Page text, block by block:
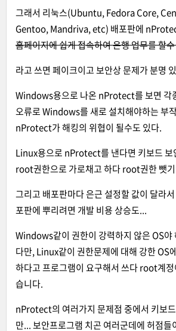
그래서 리눅스(Ubuntu, Fedora Core,
Gentoo, Mandriva, etc) 배포판에
홈페이지에 쉽게 접속하여 은행 업무를 할
라고 쓰면 페이크이고 보안상 문제가 분명
Windows용으로 나온 nProtect를 보면 각
오류로 Windows를 새로 설치해야하는 부
nProtect가 해킹의 위협이 될수도 있다.
Linux용으로 nProtect를 낸다면 키보드 보
root권한으로 가로채고 하다 root권한 뺏
그리고 배포판마다 은근 설정할 값이 달라
포판에 뿌리려면 개발 비용 상승도...
Windows같이 권한이 강력하지 않은 OS야
다만, Linux같이 권한문제에 대해 강한 OS
하다고 프로그램이 요구해서 쓰다 root계정
습니다.
nProtect의 여러가지 문제점 중에서 키보
만... 보안프로그램 치곤 여러군데에 허점들